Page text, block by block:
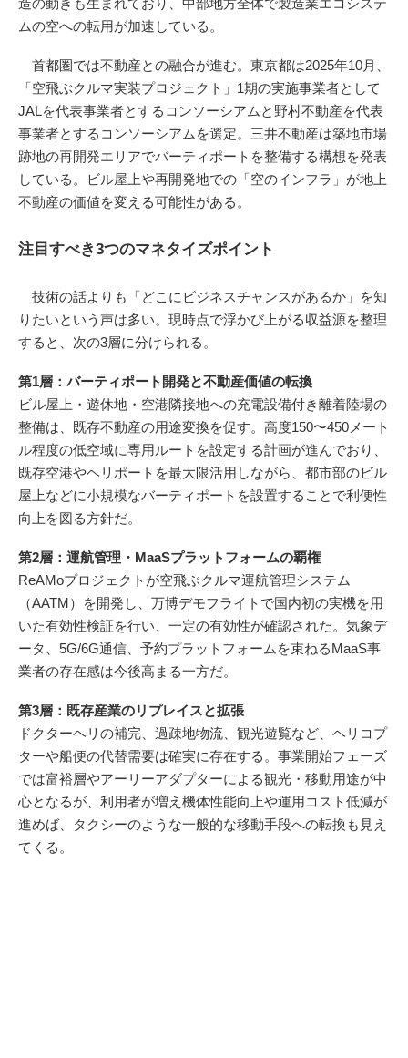
造の動きも生まれており、中部地方全体で製造業エコシステ
ムの空への転用が加速している。
首都圏では不動産との融合が進む。東京都は2025年10月、
「空飛ぶクルマ実装プロジェクト」1期の実施事業者として
JALを代表事業者とするコンソーシアムと野村不動産を代表
事業者とするコンソーシアムを選定。三井不動産は築地市場
跡地の再開発エリアでバーティポートを整備する構想を発表
している。ビル屋上や再開発地での「空のインフラ」が地上
不動産の価値を変える可能性がある。
注目すべき3つのマネタイズポイント
技術の話よりも「どこにビジネスチャンスがあるか」を知
りたいという声は多い。現時点で浮かび上がる収益源を整理
すると、次の3層に分けられる。
第1層：バーティポート開発と不動産価値の転換
ビル屋上・遊休地・空港隣接地への充電設備付き離着陸場の
整備は、既存不動産の用途変換を促す。高度150〜450メート
ル程度の低空域に専用ルートを設定する計画が進んでおり、
既存空港やヘリポートを最大限活用しながら、都市部のビル
屋上などに小規模なバーティポートを設置することで利便性
向上を図る方針だ。
第2層：運航管理・MaaSプラットフォームの覇権
ReAMoプロジェクトが空飛ぶクルマ運航管理システム
（AATM）を開発し、万博デモフライトで国内初の実機を用
いた有効性検証を行い、一定の有効性が確認された。気象デ
ータ、5G/6G通信、予約プラットフォームを束ねるMaaS事
業者の存在感は今後高まる一方だ。
第3層：既存産業のリプレイスと拡張
ドクターヘリの補完、過疎地物流、観光遊覧など、ヘリコプ
ターや船便の代替需要は確実に存在する。事業開始フェーズ
では富裕層やアーリーアダプターによる観光・移動用途が中
心となるが、利用者が増え機体性能向上や運用コスト低減が
進めば、タクシーのような一般的な移動手段への転換も見え
てくる。